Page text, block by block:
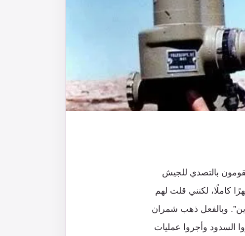
بالتصدي للجيش
كاملًا، لكنني قلت لهم
وبالفعل ذهب شمران
السدود وأجروا عمليات